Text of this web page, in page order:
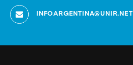
INFOARGENTINA@UNIR.NET